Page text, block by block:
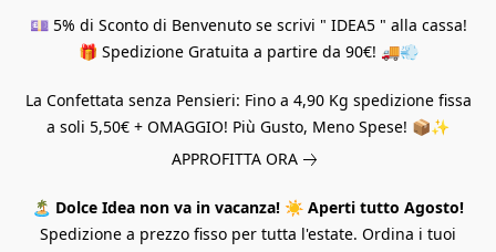
💷 5% di Sconto di Benvenuto se scrivi " IDEA5 " alla cassa!
🎁 Spedizione Gratuita a partire da 90€! 🚚💨
La Confettata senza Pensieri: Fino a 4,90 Kg spedizione fissa
a soli 5,50€ + OMAGGIO! Più Gusto, Meno Spese! 📦✨
APPROFITTA ORA
🏝️ Dolce Idea non va in vacanza! ☀️ Aperti tutto Agosto!
Spedizione a prezzo fisso per tutta l'estate. Ordina i tuoi